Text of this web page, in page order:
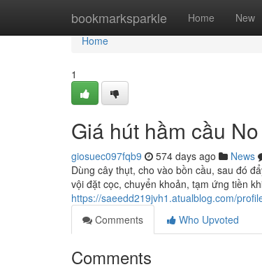
bookmarksparkle Home New
Home
Home
1
Giá hút hầm cầu
giosuec097fqb9 574 days ago News
Dùng cây thụt, cho vào bồn cầu, sau đó
vội đặt cọc, chuyển khoản, tạm ứng tiền
https://saeedd219jvh1.atualblog.com/
Comments
Who Upvoted
Comments